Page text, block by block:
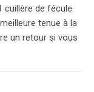
cuillère de fécule
tenue à la
un retour si vous